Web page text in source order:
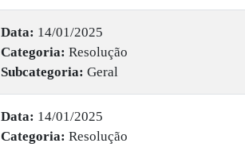
Data: 14/01/2025
Categoria: Resolução
Subcategoria: Geral
Data: 14/01/2025
Categoria: Resolução